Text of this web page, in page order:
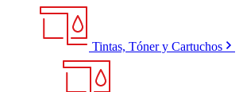
Tintas, Tóner y Cartuchos